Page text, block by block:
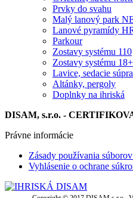
Prvky do svahu
Malý lanový park
Lanové pyramídy
Parkour
Zostavy systému 110
Zostavy systému 18+
Lavice, sedacie
Altánky, pergoly
Doplnky na ihriská
DISAM, s.r.o. -
Právne informácie
Zásady používania
Vyhlásenie o ochrane